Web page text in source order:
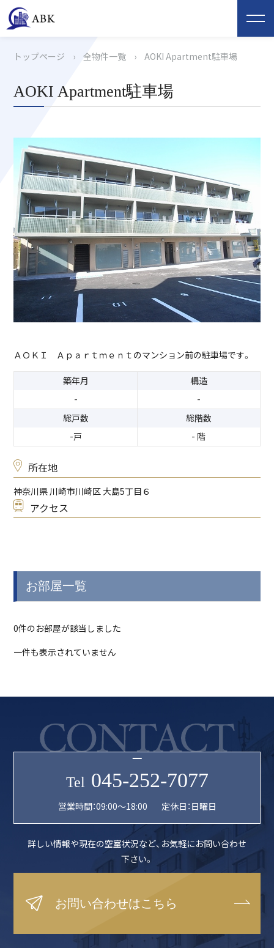
トップページ › 全物件一覧 › AOKI Apartment駐車場
AOKI Apartment駐車場
ＡＯＫＩ Ａｐａｒｔｍｅｎｔのマンション前の駐車場です。
築年月
-
構造
-
総戸数
-戸
総階数
- 階
所在地
神奈川県 川崎市川崎区 大島5丁目６
アクセス
お部屋一覧
0件のお部屋が該当しました
一件も表示されていません
Tel 045-252-7077
営業時間：09:00〜18:00 定休日：日曜日
詳しい情報や現在の空室状況など、 お気軽にお問い合わせ
下さい。
お問い合わせはこちら